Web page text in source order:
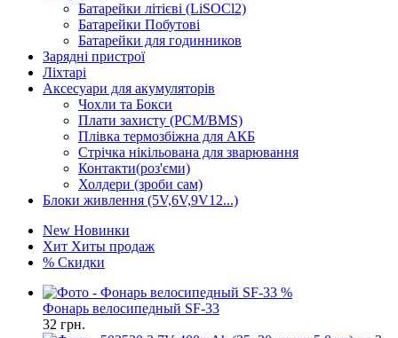
Батарейки літієві (LiSOCl2)
Батарейки Побутові
Батарейки для годинников
Зарядні пристрої
Ліхтарі
Аксесуари для акумуляторів
Чохли та Бокси
Плати захисту (PCM/BMS)
Плівка термозбіжна для АКБ
Стрічка нікільована для зварювання
Контакти(роз'єми)
Холдери (зроби сам)
Блоки живлення (5V,6V,9V12...)
New Новинки
Хит Хиты продаж
% Скидки
%
Фонарь велосипедный SF-33
32 грн.